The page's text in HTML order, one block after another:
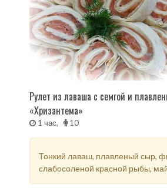
Рулет из лаваша с семгой и
«Хризантема»
1 час, 10
Тонкий лаваш, плавленый сыр,
слабосоленой красной рыбы,